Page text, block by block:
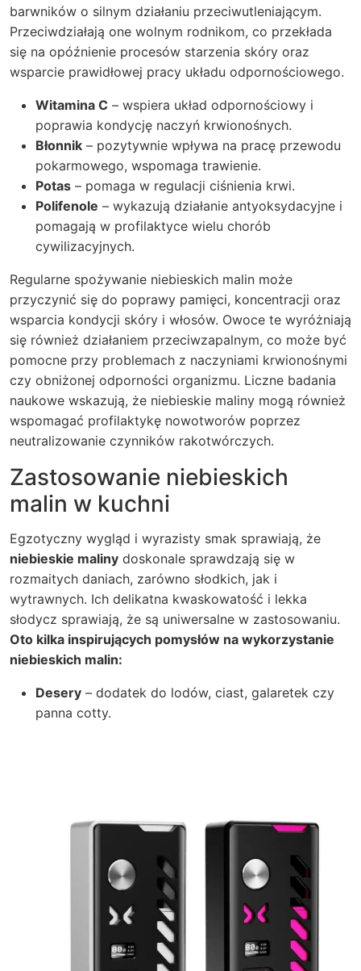
barwników o silnym działaniu przeciwutleniającym.
Przeciwdziałają one wolnym rodnikom, co przekłada
się na opóźnienie procesów starzenia skóry oraz
wsparcie prawidłowej pracy układu odpornościowego.
Witamina C – wspiera układ odpornościowy i
poprawia kondycję naczyń krwionośnych.
Błonnik – pozytywnie wpływa na pracę przewodu
pokarmowego, wspomaga trawienie.
Potas – pomaga w regulacji ciśnienia krwi.
Polifenole – wykazują działanie antyoksydacyjne i
pomagają w profilaktyce wielu chorób
cywilizacyjnych.
Regularne spożywanie niebieskich malin może
przyczynić się do poprawy pamięci, koncentracji oraz
wsparcia kondycji skóry i włosów. Owoce te wyróżniają
się również działaniem przeciwzapalnym, co może być
pomocne przy problemach z naczyniami krwionośnymi
czy obniżonej odporności organizmu. Liczne badania
naukowe wskazują, że niebieskie maliny mogą również
wspomagać profilaktykę nowotworów poprzez
neutralizowanie czynników rakotwórczych.
Zastosowanie niebieskich
malin w kuchni
Egzotyczny wygląd i wyrazisty smak sprawiają, że
niebieskie maliny doskonale sprawdzają się w
rozmaitych daniach, zarówno słodkich, jak i
wytrawnych. Ich delikatna kwaskowatość i lekka
słodycz sprawiają, że są uniwersalne w zastosowaniu.
Oto kilka inspirujących pomysłów na wykorzystanie
niebieskich malin:
Desery – dodatek do lodów, ciast, galaretek czy
panna cotty.